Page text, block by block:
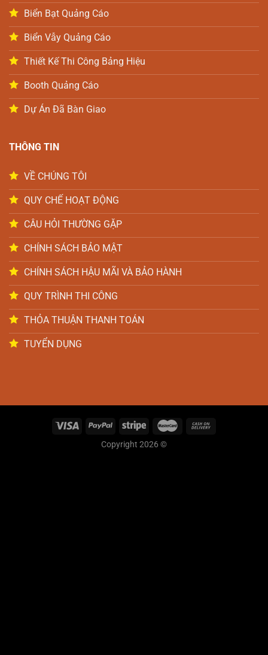
Biển Bạt Quảng Cáo
Biển Vẫy Quảng Cáo
Thiết Kế Thi Công Bảng Hiệu
Booth Quảng Cáo
Dự Án Đã Bàn Giao
THÔNG TIN
VỀ CHÚNG TÔI
QUY CHẾ HOẠT ĐỘNG
CÂU HỎI THƯỜNG GẶP
CHÍNH SÁCH BẢO MẬT
CHÍNH SÁCH HẬU MÃI VÀ BẢO HÀNH
QUY TRÌNH THI CÔNG
THỎA THUẬN THANH TOÁN
TUYỂN DỤNG
Copyright 2026 ©